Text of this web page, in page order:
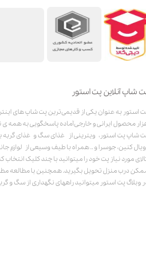
شاپ آنلاین پت استور
محصول ایرانی و خارجی آماده پاسخگویی به همه
شاپ پت استور، ویترینی از غذای سگ و غذای گربه
کنین، جوسرا و .. همراه با طیف وسیعی از لوازم
مورد نیاز پت خود را میتوانید با چند کلیک انتخاب
درب منزل تحویل بگیرید. همچنین با مطالعه
وبلاگ پت استور میتوانید راههای نگهداری از سگ و